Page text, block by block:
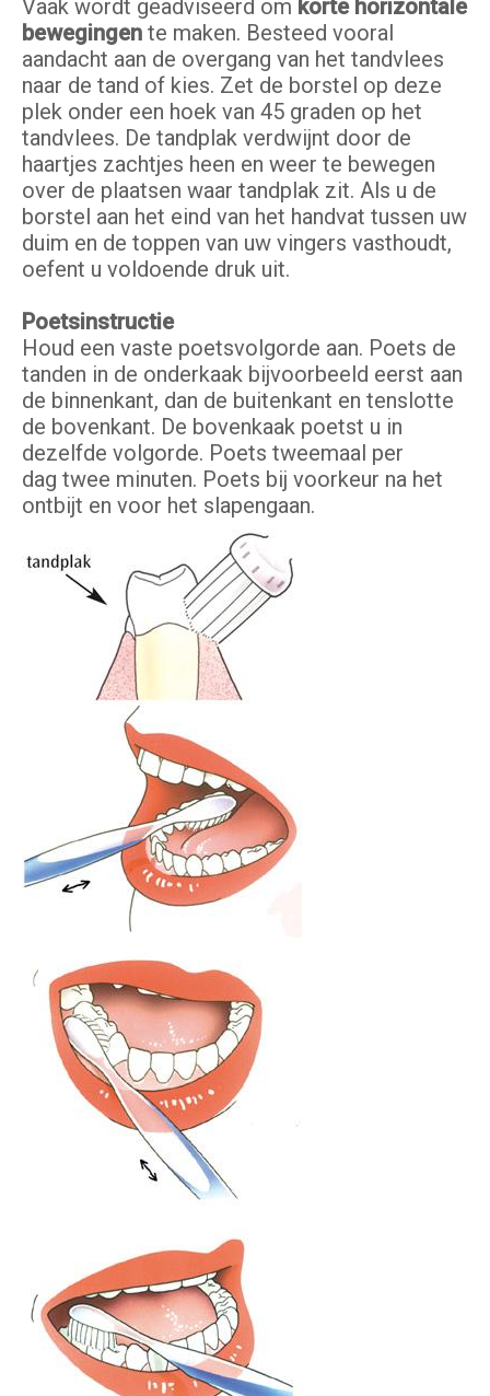
Vaak wordt geadviseerd om korte horizontale
bewegingen te maken. Besteed vooral
aandacht aan de overgang van het tandvlees
naar de tand of kies. Zet de borstel op deze
plek onder een hoek van 45 graden op het
tandvlees. De tandplak verdwijnt door de
haartjes zachtjes heen en weer te bewegen
over de plaatsen waar tandplak zit. Als u de
borstel aan het eind van het handvat tussen uw
duim en de toppen van uw vingers vasthoudt,
oefent u voldoende druk uit.
Poetsinstructie
Houd een vaste poetsvolgorde aan. Poets de
tanden in de onderkaak bijvoorbeeld eerst aan
de binnenkant, dan de buitenkant en tenslotte
de bovenkant. De bovenkaak poetst u in
dezelfde volgorde. Poets tweemaal per
dag twee minuten. Poets bij voorkeur na het
ontbijt en voor het slapengaan.